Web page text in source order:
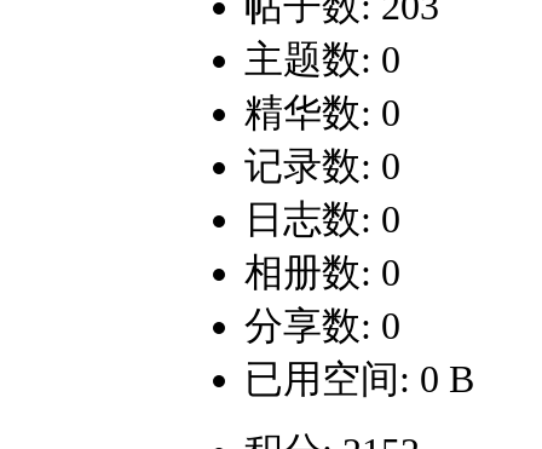
主题数: 0
精华数: 0
记录数: 0
日志数: 0
相册数: 0
分享数: 0
已用空间: 0 B